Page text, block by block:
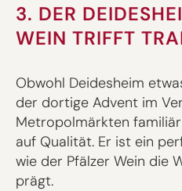
3. DER
WEIN TRIFFT
Obwohl Deidesheim
der dortige Advent im
Metropolmärkten
auf Qualität. Er ist ein
wie der Pfälzer Wein die
prägt.